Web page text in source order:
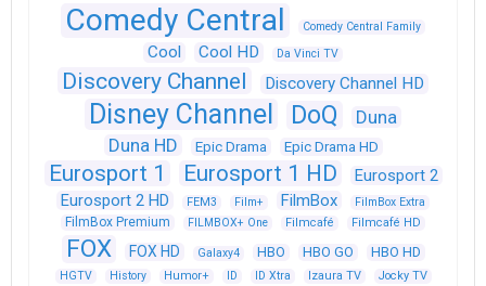
Comedy Central Comedy Central Family
Cool Cool HD Da Vinci TV
Discovery Channel Discovery Channel HD
Disney Channel DoQ
Duna
Duna HD
Epic Drama Epic Drama HD
Eurosport 1 Eurosport 1 HD
Eurosport 2
Eurosport 2 HD
FEM3 Film+ FilmBox FilmBox Extra
FilmBox Premium FILMBOX+ One Filmcafé Filmcafé HD
FOX FOX HD Galaxy4 HBO HBO GO HBO HD
HGTV History Humor+ ID ID Xtra Izaura TV
Jocky TV